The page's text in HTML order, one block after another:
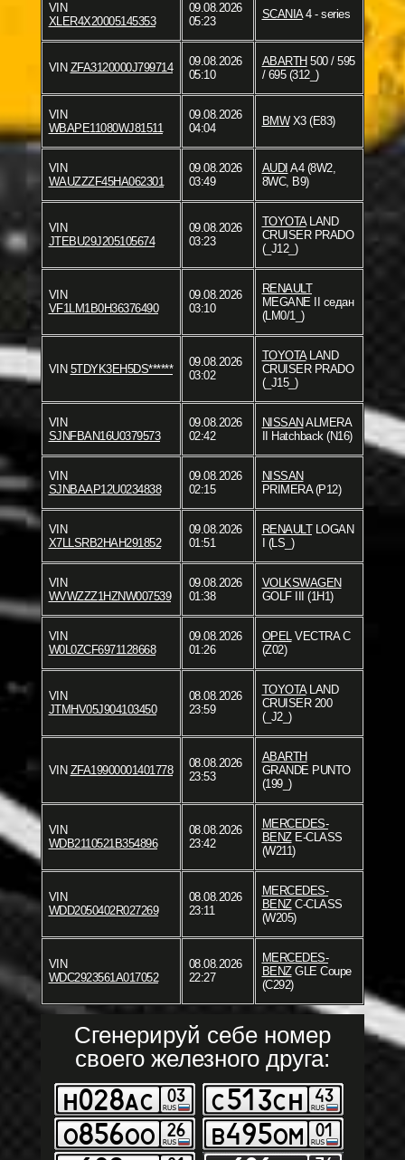
VIN
XLER4X20005145353
09.08.2026
05:23
SCANIA4 - series
VIN ZFA3120000J799714
09.08.2026
05:10
ABARTH 500 / 595
/ 695 (312_)
VIN
WBAPE11080WJ81511
09.08.2026
04:04
BMWX3 (E83)
VIN
WAUZZZF45HA062301
09.08.2026
03:49
AUDI A4 (8W2,
8WC, B9)
VIN
JTEBU29J205105674
09.08.2026
03:23
TOYOTALAND
CRUISER PRADO
(_J12_)
VIN
VF1LM1B0H36376490
09.08.2026
03:10
RENAULT
MEGANE II седан
(LM0/1_)
VIN 5TDYK3EH5DS******
09.08.2026
03:02
TOYOTALAND
CRUISER PRADO
(_J15_)
VIN
SJNFBAN16U0379573
09.08.2026
02:42
NISSAN ALMERA
II Hatchback (N16)
VIN
SJNBAAP12U0234838
09.08.2026
02:15
NISSAN
PRIMERA (P12)
VIN
X7LLSRB2HAH291852
09.08.2026
01:51
RENAULTLOGAN
I (LS_)
VIN
WVWZZZ1HZNW007539
09.08.2026
01:38
VOLKSWAGEN
GOLF III (1H1)
VIN
W0L0ZCF6971128668
09.08.2026
01:26
OPELVECTRA C
(Z02)
VIN
JTMHV05J904103450
08.08.2026
23:59
TOYOTALAND
CRUISER 200
(_J2_)
VIN ZFA19900001401778
08.08.2026
23:53
ABARTH
GRANDE PUNTO
(199_)
VIN
WDB2110521B354896
08.08.2026
23:42
MERCEDES-
BENZE-CLASS
(W211)
VIN
WDD2050402R027269
08.08.2026
23:11
MERCEDES-
BENZC-CLASS
(W205)
VIN
WDC2923561A017052
08.08.2026
22:27
MERCEDES-
BENZGLE Coupe
(C292)
Сгенерируй себе номер
своего железного друга: